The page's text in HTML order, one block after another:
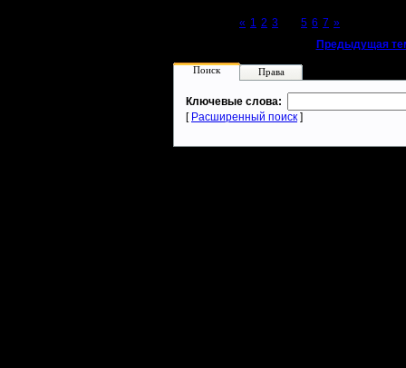
« 1 2 3 5 6 7 »
Предыдущая
Поиск Права
Ключевые слова:
[ Расширенный поиск ]